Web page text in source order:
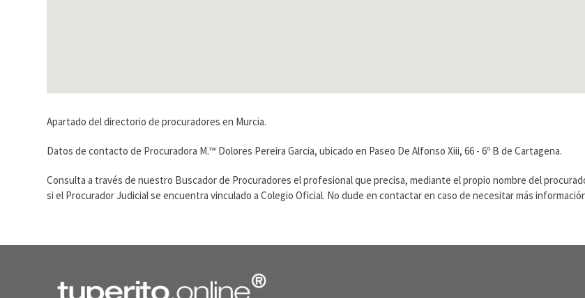
Apartado del directorio de procuradores en Murcia.
Datos de contacto de Procuradora M.™ Dolores Pereira Garcia, ubicado en Paseo De Alfonso Xiii, 66 - 6º B de Cartagena.
Consulta a través de nuestro Buscador de Procuradores el profesional que precisa, mediante el propio nombre del
si el Procurador Judicial se encuentra vinculado a Colegio Oficial. No dude en contactar en caso de necesitar más